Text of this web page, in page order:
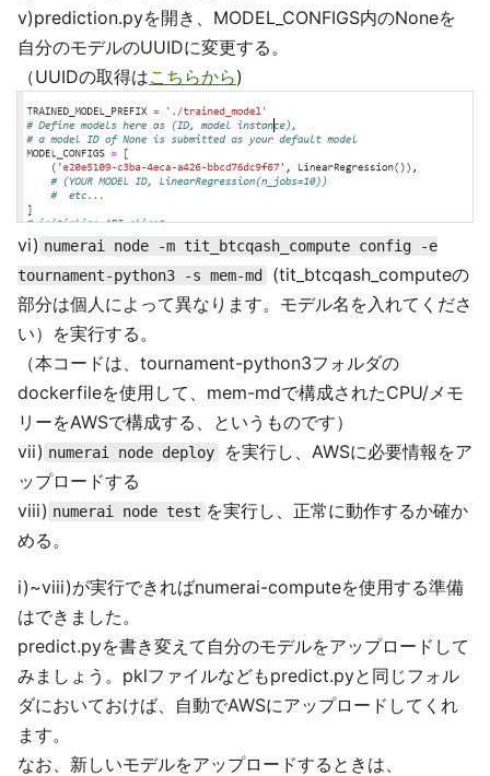
v)prediction.pyを開き、MODEL_CONFIGS内のNoneを
自分のモデルのUUIDに変更する。
（UUIDの取得はこちらから)
vi) numerai node -m tit_btcqash_compute config -e
tournament-python3 -s mem-md
(tit_btcqash_computeの
部分は個人によって異なります。モデル名を入れてくださ
い）を実行する。
（本コードは、tournament-python3フォルダの
dockerfileを使用して、mem-mdで構成されたCPU/メモ
リーをAWSで構成する、というものです）
vii) numerai node deploy
を実行し、AWSに必要情報をア
ップロードする
viii) numerai node test を実行し、正常に動作するか確か
める。
i)~viii)が実行できればnumerai-computeを使用する準備
はできました。
predict.pyを書き変えて自分のモデルをアップロードして
みましょう。pklファイルなどもpredict.pyと同じフォル
ダにおいておけば、自動でAWSにアップロードしてくれ
ます。
なお、新しいモデルをアップロードするときは、